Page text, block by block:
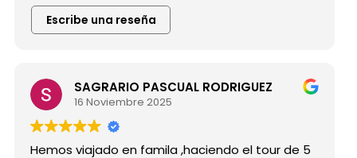
Escribe una reseña
SAGRARIO PASCUAL RODRIGUEZ
16 Noviembre 2025
Hemos viajado en famila ,haciendo el tour de 5